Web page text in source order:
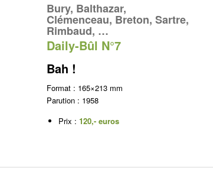
Bury, Balthazar,
Clémenceau, Breton, Sartre,
Rimbaud, …
Daily-Bûl N°7
Bah !
Format : 165×213 mm
Parution : 1958
Prix : 120,- euros